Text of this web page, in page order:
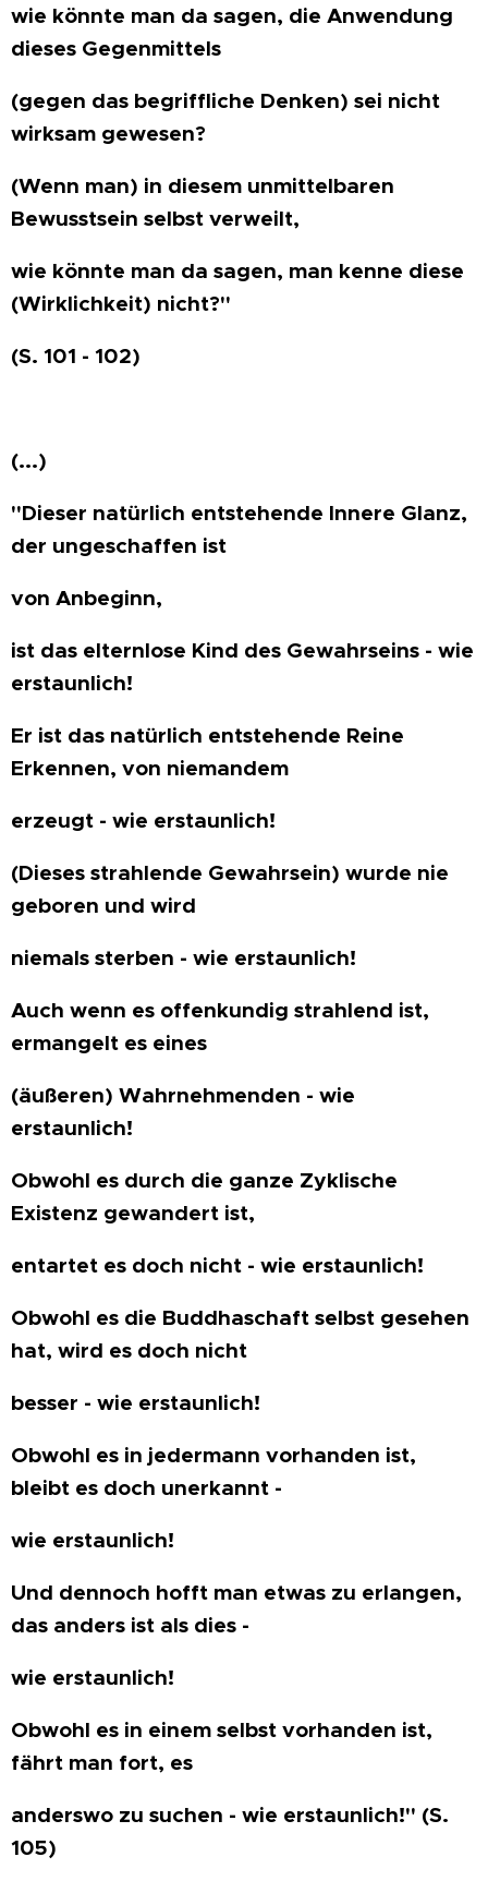
wie könnte man da sagen, die Anwendung
dieses Gegenmittels
(gegen das begriffliche Denken) sei nicht
wirksam gewesen?
(Wenn man) in diesem unmittelbaren
Bewusstsein selbst verweilt,
wie könnte man da sagen, man kenne diese
(Wirklichkeit) nicht?"
(S. 101 - 102)
(...)
"Dieser natürlich entstehende Innere Glanz,
der ungeschaffen ist
von Anbeginn,
ist das elternlose Kind des Gewahrseins - wie
erstaunlich!
Er ist das natürlich entstehende Reine
Erkennen, von niemandem
erzeugt - wie erstaunlich!
(Dieses strahlende Gewahrsein) wurde nie
geboren und wird
niemals sterben - wie erstaunlich!
Auch wenn es offenkundig strahlend ist,
ermangelt es eines
(äußeren) Wahrnehmenden - wie
erstaunlich!
Obwohl es durch die ganze Zyklische
Existenz gewandert ist,
entartet es doch nicht - wie erstaunlich!
Obwohl es die Buddhaschaft selbst gesehen
hat, wird es doch nicht
besser - wie erstaunlich!
Obwohl es in jedermann vorhanden ist,
bleibt es doch unerkannt -
wie erstaunlich!
Und dennoch hofft man etwas zu erlangen,
das anders ist als dies -
wie erstaunlich!
Obwohl es in einem selbst vorhanden ist,
fährt man fort, es
anderswo zu suchen - wie erstaunlich!" (S.
105)